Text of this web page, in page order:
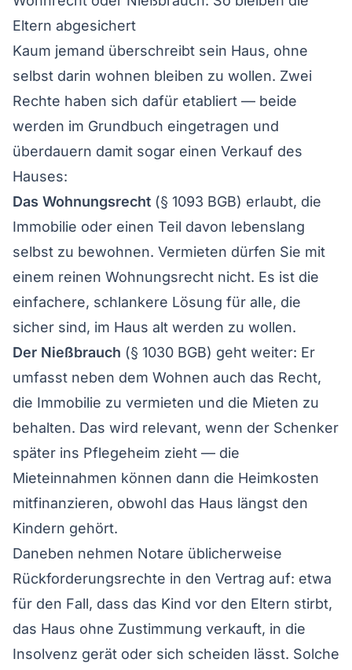
Eltern abgesichert
Kaum jemand überschreibt sein Haus, ohne
selbst darin wohnen bleiben zu wollen. Zwei
Rechte haben sich dafür etabliert — beide
werden im Grundbuch eingetragen und
überdauern damit sogar einen Verkauf des
Hauses:
Das Wohnungsrecht (§ 1093 BGB) erlaubt, die
Immobilie oder einen Teil davon lebenslang
selbst zu bewohnen. Vermieten dürfen Sie mit
einem reinen Wohnungsrecht nicht. Es ist die
einfachere, schlankere Lösung für alle, die
sicher sind, im Haus alt werden zu wollen.
Der Nießbrauch (§ 1030 BGB) geht weiter: Er
umfasst neben dem Wohnen auch das Recht,
die Immobilie zu vermieten und die Mieten zu
behalten. Das wird relevant, wenn der Schenker
später ins Pflegeheim zieht — die
Mieteinnahmen können dann die Heimkosten
mitfinanzieren, obwohl das Haus längst den
Kindern gehört.
Daneben nehmen Notare üblicherweise
Rückforderungsrechte in den Vertrag auf: etwa
für den Fall, dass das Kind vor den Eltern stirbt,
das Haus ohne Zustimmung verkauft, in die
Insolvenz gerät oder sich scheiden lässt. Solche